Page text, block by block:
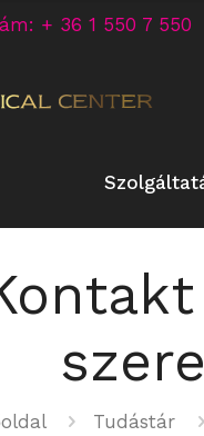
+ 36 1 550 7
Tudástár